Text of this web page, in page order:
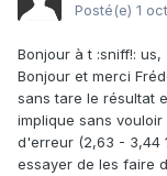
Posté(e) 1
Bonjour à t :sniff!: us,
Bonjour et merci
sans tare le résultat
implique sans
d'erreur (2,63 - 3,44
essayer de les faire